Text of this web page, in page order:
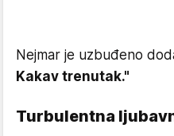
Nejmar je uzbuđeno
Kakav trenutak."
Turbulentna